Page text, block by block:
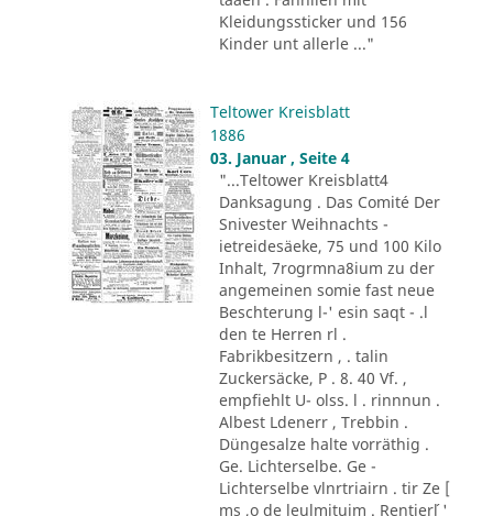
Kleidungssticker und 156
Kinder unt allerle ..."
Teltower Kreisblatt
1886
03. Januar , Seite 4
"...Teltower Kreisblatt4
Danksagung . Das Comité Der
Snivester Weihnachts -
ietreidesäeke, 75 und 100 Kilo
Inhalt, 7rogrmna8ium zu der
angemeinen somie fast neue
Beschterung l-' esin saqt - .l
den te Herren rl .
Fabrikbesitzern , . talin
Zuckersäcke, P . 8. 40 Vf. ,
empfiehlt U- olss. l . rinnnun .
Albest Ldenerr , Trebbin .
Düngesalze halte vorräthig .
Ge. Lichterselbe. Ge -
Lichterselbe vlnrtriairn . tir Ze [
ms ,o de leulmituim . Rentier´l '